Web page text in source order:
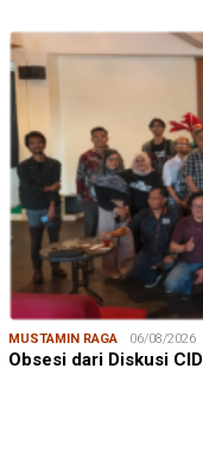
MUSTAMIN RAGA 06/08/2026
Obsesi dari Diskusi